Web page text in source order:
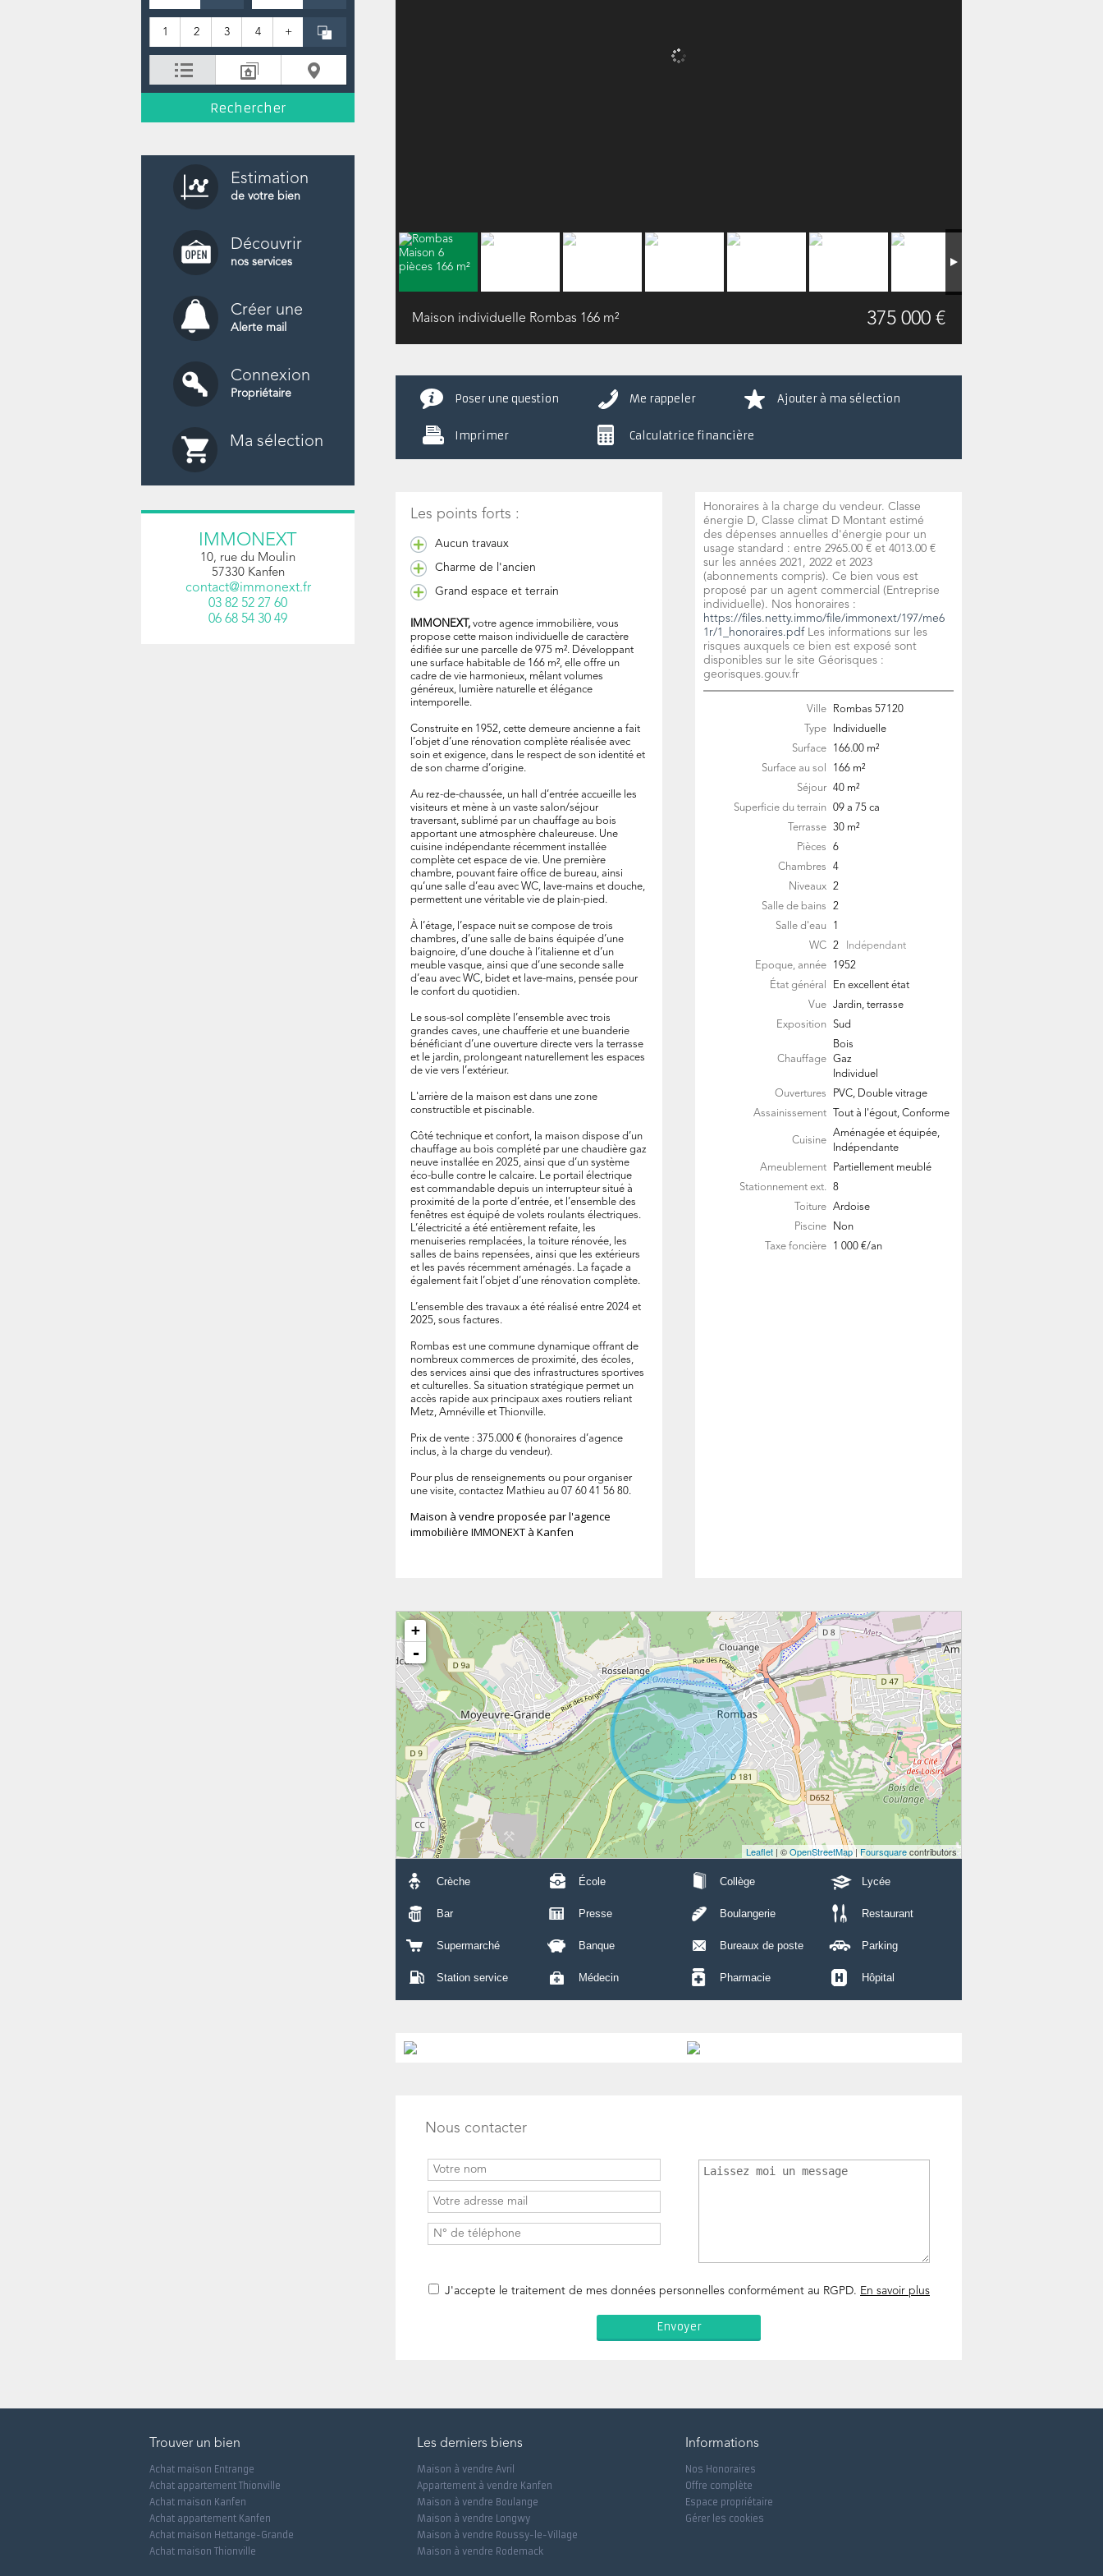
1 2 3 4 +
Estimation
de votre bien
Découvrir
nos services
Créer une
Alerte mail
Connexion
Propriétaire
Ma sélection
IMMONEXT
10, rue du Moulin
57330 Kanfen
contact@immonext.fr
03 82 52 27 60
06 68 54 30 49
Maison individuelle Rombas 166 m² 375 000 €
Poser une question Me rappeler Ajouter à ma sélection
Imprimer Calculatrice financière
Les points forts :
Aucun travaux
Charme de l'ancien
Grand espace et terrain
IMMONEXT, votre agence immobilière, vous
propose cette maison individuelle de caractère
édifiée sur une parcelle de 975 m². Développant
une surface habitable de 166 m², elle offre un
cadre de vie harmonieux, mêlant volumes
généreux, lumière naturelle et élégance
intemporelle.
Construite en 1952, cette demeure ancienne a fait
l’objet d’une rénovation complète réalisée avec
soin et exigence, dans le respect de son identité et
de son charme d’origine.
Au rez-de-chaussée, un hall d’entrée accueille les
visiteurs et mène à un vaste salon/séjour
traversant, sublimé par un chauffage au bois
apportant une atmosphère chaleureuse. Une
cuisine indépendante récemment installée
complète cet espace de vie. Une première
chambre, pouvant faire office de bureau, ainsi
qu’une salle d’eau avec WC, lave-mains et douche,
permettent une véritable vie de plain-pied.
À l’étage, l’espace nuit se compose de trois
chambres, d’une salle de bains équipée d’une
baignoire, d’une douche à l’italienne et d’un
meuble vasque, ainsi que d’une seconde salle
d’eau avec WC, bidet et lave-mains, pensée pour
le confort du quotidien.
Le sous-sol complète l’ensemble avec trois
grandes caves, une chaufferie et une buanderie
bénéficiant d’une ouverture directe vers la terrasse
et le jardin, prolongeant naturellement les espaces
de vie vers l’extérieur.
L'arrière de la maison est dans une zone
constructible et piscinable.
Côté technique et confort, la maison dispose d’un
chauffage au bois complété par une chaudière gaz
neuve installée en 2025, ainsi que d’un système
éco-bulle contre le calcaire. Le portail électrique
est commandable depuis un interrupteur situé à
proximité de la porte d’entrée, et l’ensemble des
fenêtres est équipé de volets roulants électriques.
L’électricité a été entièrement refaite, les
menuiseries remplacées, la toiture rénovée, les
salles de bains repensées, ainsi que les extérieurs
et les pavés récemment aménagés. La façade a
également fait l’objet d’une rénovation complète.
L’ensemble des travaux a été réalisé entre 2024 et
2025, sous factures.
Rombas est une commune dynamique offrant de
nombreux commerces de proximité, des écoles,
des services ainsi que des infrastructures sportives
et culturelles. Sa situation stratégique permet un
accès rapide aux principaux axes routiers reliant
Metz, Amnéville et Thionville.
Prix de vente : 375.000 € (honoraires d’agence
inclus, à la charge du vendeur).
Pour plus de renseignements ou pour organiser
une visite, contactez Mathieu au 07 60 41 56 80.
Maison à vendre proposée par l'agence
immobilière IMMONEXT à Kanfen
Honoraires à la charge du vendeur. Classe
énergie D, Classe climat D Montant estimé
des dépenses annuelles d'énergie pour un
usage standard : entre 2965.00 € et 4013.00 €
sur les années 2021, 2022 et 2023
(abonnements compris). Ce bien vous est
proposé par un agent commercial (Entreprise
individuelle). Nos honoraires :
https://files.netty.immo/file/immonext/197/me6
1r/1_honoraires.pdf Les informations sur les
risques auxquels ce bien est exposé sont
disponibles sur le site Géorisques :
georisques.gouv.fr
Ville Rombas 57120
Type
Individuelle
Surface
166.00 m²
Surface au sol
166 m²
Séjour
40 m²
Superficie du terrain
09 a 75 ca
Terrasse
30 m²
Pièces
6
Chambres
4
Niveaux
2
Salle de bains
2
Salle d'eau
1
WC
2
Indépendant
Epoque, année
1952
État général
En excellent état
Vue
Jardin, terrasse
Exposition
Sud
Chauffage
Bois
Gaz
Individuel
Ouvertures
PVC, Double vitrage
Assainissement
Tout à l'égout, Conforme
Cuisine
Aménagée et équipée,
Indépendante
Ameublement
Partiellement meublé
Stationnement ext.
8
Toiture
Ardoise
Piscine
Non
Taxe foncière
1 000 €/an
+
-
Leaflet | ©OpenStreetMap | Foursquarecontributors
Crèche École Collège Lycée
Bar Presse Boulangerie Restaurant
Supermarché Banque Bureaux de poste Parking
Station service Médecin Pharmacie Hôpital
Nous contacter
J'accepte le traitement de mes données personnelles conformément au RGPD. En savoir plus
Trouver un bien
Achat maison Entrange
Achat appartement Thionville
Achat maison Kanfen
Achat appartement Kanfen
Achat maison Hettange-Grande
Achat maison Thionville
Les derniers biens
Maison à vendre Avril
Appartement à vendre Kanfen
Maison à vendre Boulange
Maison à vendre Longwy
Maison à vendre Roussy-le-Village
Maison à vendre Rodemack
Informations
Nos Honoraires
Offre complète
Espace propriétaire
Gérer les cookies